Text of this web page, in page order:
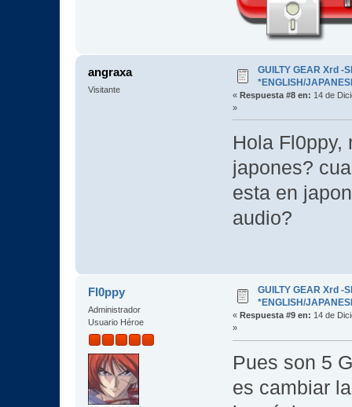
angraxa
Visitante
GUILTY GEAR Xrd -
*ENGLISH/
« Respuesta #8 en: 14 de
»
Hola Fl0ppy,
japones?
esta en
audio?
Fl0ppy
Administrador
Usuario Héroe
GUILTY GEAR Xrd -
*ENGLISH/
« Respuesta #9 en: 14 de
»
Pues son 5
es cambiar